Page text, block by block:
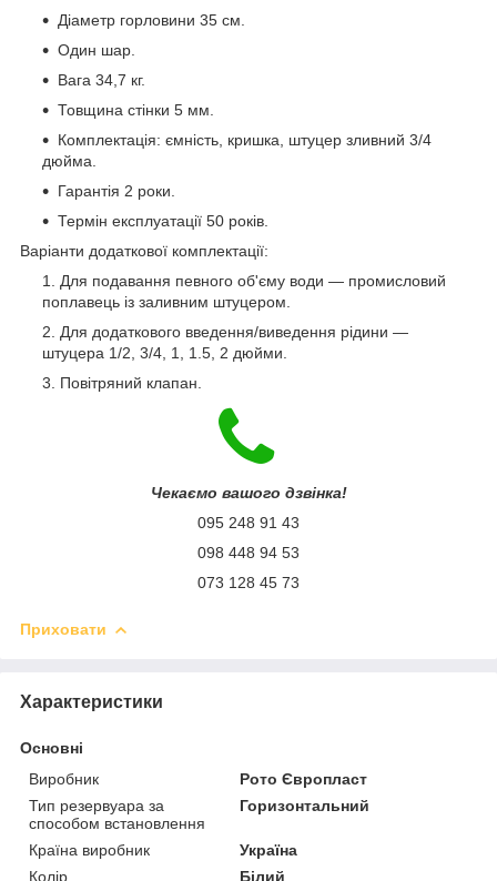
Діаметр горловини 35 см.
Один шар.
Вага 34,7 кг.
Товщина стінки 5 мм.
Комплектація: ємність, кришка, штуцер зливний 3/4
дюйма.
Гарантія 2 роки.
Термін експлуатації 50 років.
Варіанти додаткової комплектації:
Для подавання певного об'єму води — промисловий
поплавець із заливним штуцером.
Для додаткового введення/виведення рідини —
штуцера 1/2, 3/4, 1, 1.5, 2 дюйми.
Повітряний клапан.
Чекаємо вашого дзвінка!
095 248 91 43
098 448 94 53
073 128 45 73
Приховати
Характеристики
Основні
Виробник
Рото Європласт
Тип резервуара за
способом встановлення
Горизонтальний
Країна виробник
Україна
Колір
Білий